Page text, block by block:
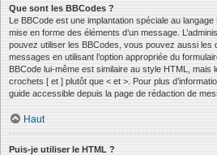
Que sont les BBCodes ?
Le BBCode est une implantation spéciale au
mise en forme des éléments d’un message.
pouvez utiliser les BBCodes, vous pouvez aussi les
messages en utilisant l’option appropriée du
BBCode lui-même est similaire au style HTML, mais
crochets [ et ] plutôt que < et >. Pour plus
guide accessible depuis la page de rédaction de
Haut
Puis-je utiliser le HTML ?